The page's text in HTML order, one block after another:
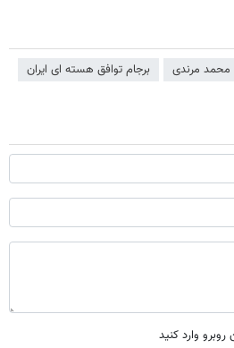
محمد مرندی برجام توافق هسته ای ایران
وارد کنید